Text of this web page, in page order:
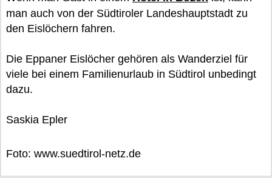
man auch von der Südtiroler Landeshauptstadt zu
den Eislöchern fahren.
Die Eppaner Eislöcher gehören als Wanderziel für
viele bei einem Familienurlaub in Südtirol unbedingt
dazu.
Saskia Epler
Foto: www.suedtirol-netz.de